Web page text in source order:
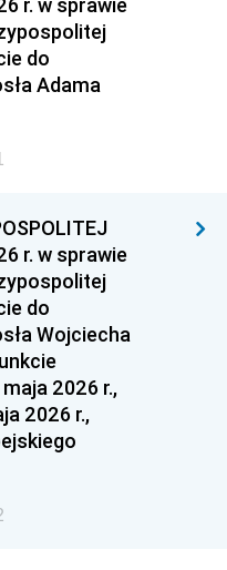
do
Adama
r. w sprawie
do
Wojciecha
2026 r.,
2026 r.,